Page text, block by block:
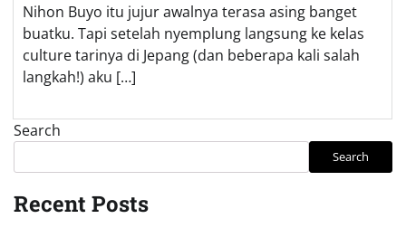
Nihon Buyo itu jujur awalnya terasa asing banget
buatku. Tapi setelah nyemplung langsung ke kelas
culture tarinya di Jepang (dan beberapa kali salah
langkah!) aku […]
Search
Search
Recent Posts